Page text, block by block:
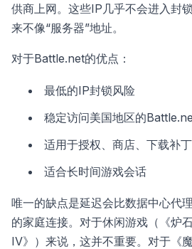
供商上网。这些IP几乎不会进入封
来不像“服务器”地址。
对于Battle.net的优点：
最低的IP封锁风险
稳定访问美国地区的
适用于授权、商店、下载补丁
适合长时间游戏会话
唯一的缺点是延迟会比数据中心代
的家庭连接。对于休闲游戏（《炉
IV》）来说，这并不重要。对于《